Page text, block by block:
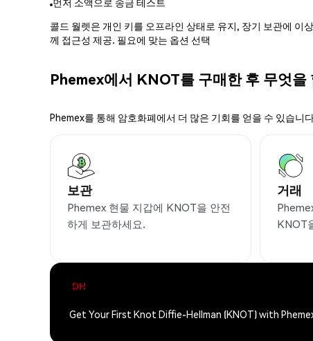
콜드 월렛은 개인 키를 오프라인 상태로 유지, 장기 보관에 이
께 접근성 제공. 필요에 맞는 옵션 선택
Phemex에서 KNOT를 구매한 후 무엇을
Phemex를 통해 암호화폐에서 더 많은 기회를 얻을 수 있습니
보관
Phemex 현물 지갑에 KNOT을 안전
하게 보관하세요.
거래
KNOT
Get Your First Knot Diffie-Hellman (KNOT) with